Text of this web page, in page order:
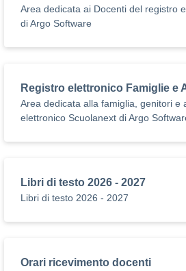
Area dedicata ai Docenti del registro
di Argo Software
Registro elettronico Famiglie e
Area dedicata alla famiglia, genitori e
elettronico Scuolanext di Argo
Libri di testo 2026 - 2027
Libri di testo 2026 - 2027
Orari ricevimento docenti